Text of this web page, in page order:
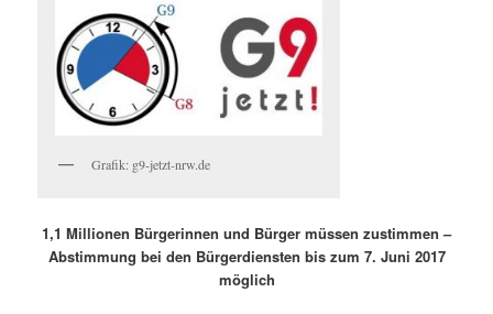
Grafik: g9-jetzt-nrw.de
1,1 Millionen Bürgerinnen und Bürger müssen zustimmen –
Abstimmung bei den Bürgerdiensten bis zum 7. Juni 2017
möglich